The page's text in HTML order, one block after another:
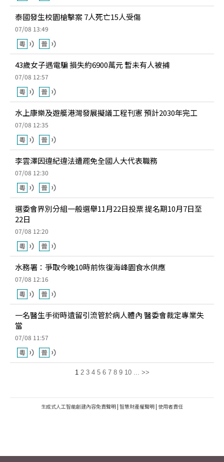
泰國發生校園槍擊案 7人死亡15人受傷
07/08 13:49
43歲女子遇電騙 損失約6900萬元 暫未有人被捕
07/08 12:57
水上康樂及遊艇港灣發展擬議工程刊憲 預計2030年完工
07/08 12:35
李雲澤因違紀違法遭罷免全國人大代表職務
07/08 12:30
選委會界別分組一般選舉11月22日投票 提名期10月7日至
22日
07/08 12:20
水務署：爭取今晚10時前恢復海峰園食水供應
07/08 12:16
一名醫生手術時遺留引流管於病人體內 醫委會裁定專業失
當
07/08 11:57
1 2 3 4 5 6 7 8 9 10 ... >>
生成式人工智能創建內容免責聲明 | 智慧財產權聲明 | 使用者責任